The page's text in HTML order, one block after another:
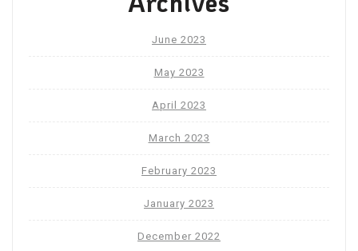
June 2023
May 2023
April 2023
March 2023
February 2023
January 2023
December 2022